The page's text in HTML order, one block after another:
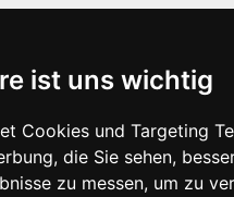
ist uns wichtig
Cookies und Targeting
die Sie sehen,
zu messen, um zu